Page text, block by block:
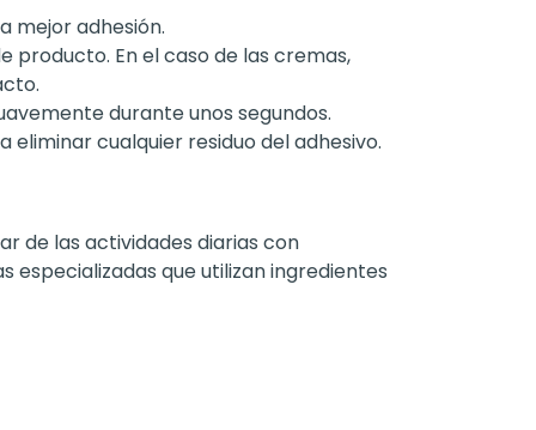
mejor adhesión.
En el caso de las cremas,
durante unos segundos.
cualquier residuo del adhesivo.
de las actividades diarias con
especializadas que utilizan ingredientes